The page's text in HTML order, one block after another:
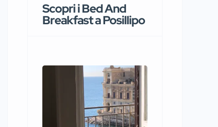
Scopri i Bed And
Breakfast a Posillipo